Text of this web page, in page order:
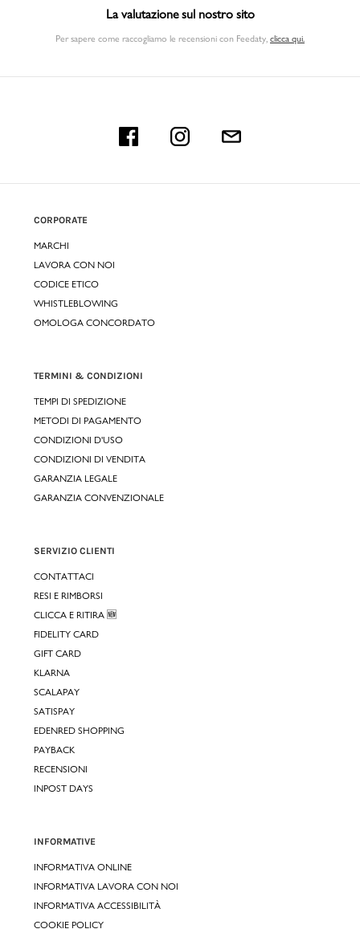
La valutazione sul nostro sito
Per sapere come raccogliamo le recensioni con Feedaty clicca qui.
CORPORATE
MARCHI
LAVORA CON NOI
CODICE ETICO
WHISTLEBLOWING
OMOLOGA CONCORDATO
TERMINI & CONDIZIONI
TEMPI DI SPEDIZIONE
METODI DI PAGAMENTO
CONDIZIONI D'USO
CONDIZIONI DI VENDITA
GARANZIA LEGALE
GARANZIA CONVENZIONALE
SERVIZIO CLIENTI
CONTATTACI
RESI E RIMBORSI
CLICCA E RITIRA 🆕
FIDELITY CARD
GIFT CARD
KLARNA
SCALAPAY
SATISPAY
EDENRED SHOPPING
PAYBACK
RECENSIONI
INPOST DAYS
INFORMATIVE
INFORMATIVA ONLINE
INFORMATIVA LAVORA CON NOI
INFORMATIVA ACCESSIBILITÀ
COOKIE POLICY